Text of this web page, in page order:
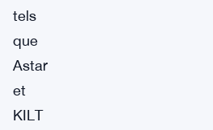
tels
que
Astar
et
KILT